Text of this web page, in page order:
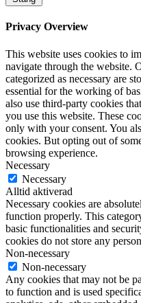
Privacy Overview
This website uses cookies to
navigate through the website.
categorized as necessary are
essential for the working of
also use third-party cookies
you use this website. These
only with your consent. You
cookies. But opting out of
browsing experience.
Necessary
Necessary
Alltid aktiverad
Necessary cookies are
function properly. This
basic functionalities and
cookies do not store any
Non-necessary
Non-necessary
Any cookies that may not be
to function and is used